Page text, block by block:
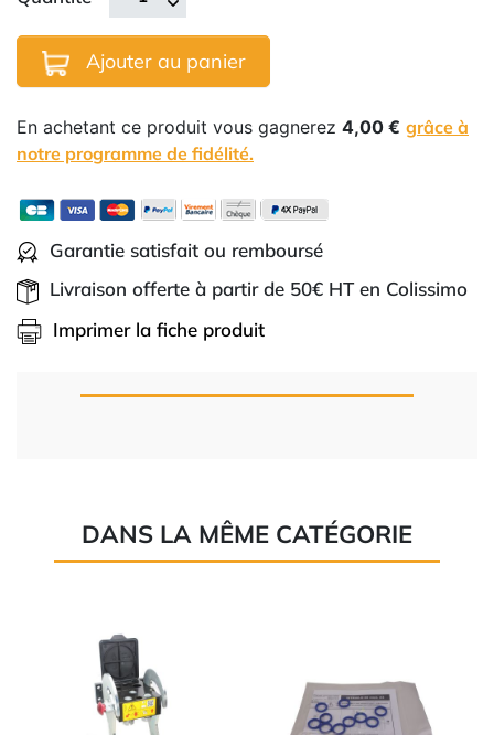
Ajouter au panier
En achetant ce produit vous gagnerez 4,00 € grâce à
notre programme de fidélité.
Garantie satisfait ou remboursé
Livraison offerte à partir de 50€ HT en Colissimo
Imprimer la fiche produit
DANS LA MÊME CATÉGORIE